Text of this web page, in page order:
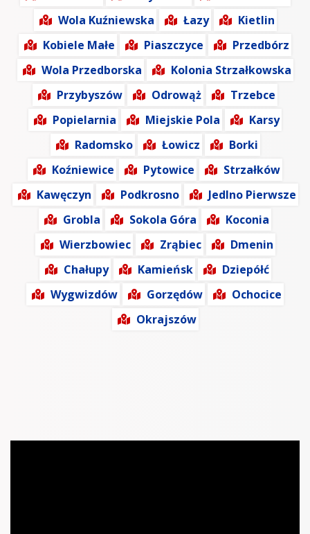
Wola Kuźniewska
Łazy
Kietlin
Kobiele Małe
Piaszczyce
Przedbórz
Wola Przedborska
Kolonia Strzałkowska
Przybyszów
Odrowąż
Trzebce
Popielarnia
Miejskie Pola
Karsy
Radomsko
Łowicz
Borki
Koźniewice
Pytowice
Strzałków
Kawęczyn
Podkrosno
Jedlno Pierwsze
Grobla
Sokola Góra
Koconia
Wierzbowiec
Zrąbiec
Dmenin
Chałupy
Kamieńsk
Dziepółć
Wygwizdów
Gorzędów
Ochocice
Okrajszów